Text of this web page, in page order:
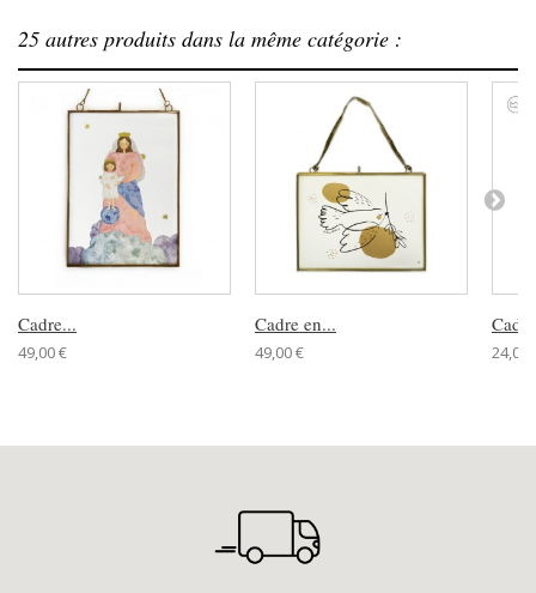
25 autres produits dans la même catégorie :
Cadre...
49,00 €
Cadre en...
49,00 € 24,00